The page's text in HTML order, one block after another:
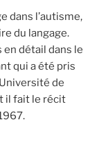
dans l’autisme,
du langage.
détail dans le
qui a été pris
de
il fait le récit